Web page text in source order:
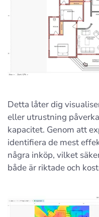
Detta låter dig
eller utrustning
kapacitet. Genom att
identifiera de mest
några inköp, vilket
både är riktade och